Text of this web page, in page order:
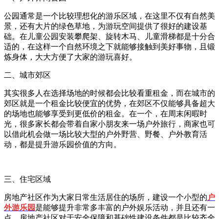
公园通常是一个比较理想化的游乐区域，在这里不仅有自然美
景，还有大片的绿色草地，为游玩空间提供了很好的建设基
础。在儿童公园安装攀爬架、旋转木马、儿童滑梯都是十分合
适的，在这样一个自然环境之下就能够接触到美好事物，且锻
炼身体，大大方便了大家的游玩喜好。
二、城市郊区
其实很多人在选择场地的时候都会比较看重租金，而在城市的
郊区就是一个租金比较便宜的优势，在郊区不仅能够具备超大
的场地也能够享受到更低价的租金。在一个，在周末闲暇时
光，很多家长都会带着自家小朋友来一场户外旅行，商家也可
以借此机会做一场比较大型的户外野营、野餐、户外教育活
动，都是提升游乐园价值的方向。
三、住宅区域
房地产社区作为大家日常生活居住的场所，建设一个小型的 户
外游乐园 是能够提升非常多丰富的户外娱乐活动，并且还有一